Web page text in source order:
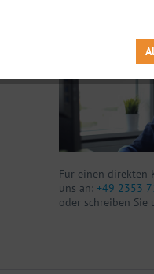
Für einen direkten
uns an:+49 2353
oder schreiben Sie